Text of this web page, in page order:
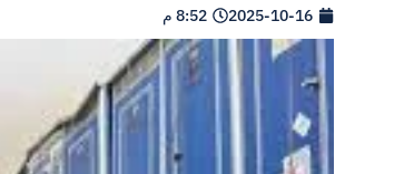
2025-10-16 8:52 م